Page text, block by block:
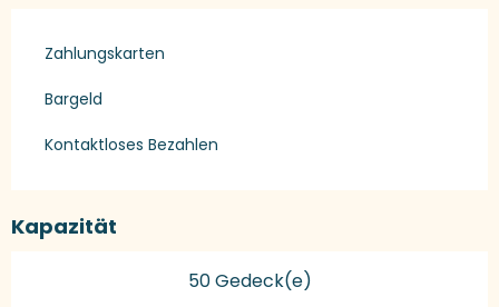
Zahlungskarten
Bargeld
Kontaktloses Bezahlen
Kapazität
50 Gedeck(e)